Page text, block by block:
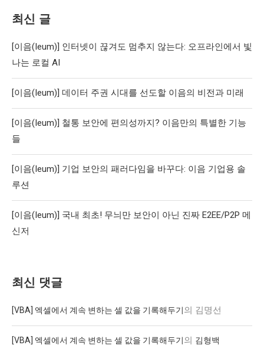
최신 글
[이음(Ieum)] 인터넷이 끊겨도 멈추지 않는다: 오프라인에서 빛
나는 로컬 AI
[이음(Ieum)] 데이터 주권 시대를 선도할 이음의 비전과 미래
[이음(Ieum)] 철통 보안에 편의성까지? 이음만의 특별한 기능
들
[이음(Ieum)] 기업 보안의 패러다임을 바꾸다: 이음 기업용 솔
루션
[이음(Ieum)] 국내 최초! 무늬만 보안이 아닌 진짜 E2EE/P2P 메
신저
최신 댓글
[VBA] 엑셀에서 계속 변하는 셀 값을 기록해두기의 김명선
[VBA] 엑셀에서 계속 변하는 셀 값을 기록해두기의 김형백